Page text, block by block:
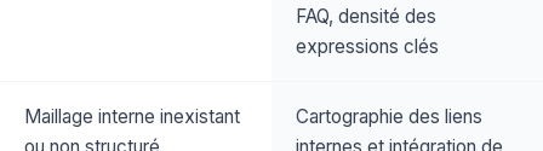
FAQ, densité des
expressions clés
Maillage interne inexistant
Cartographie des liens